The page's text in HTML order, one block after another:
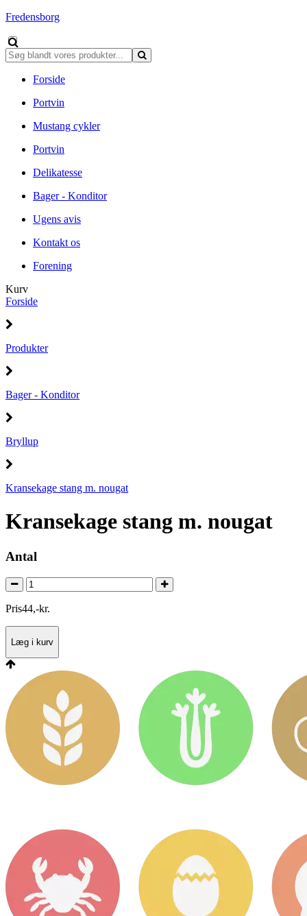
Fredensborg
Forside
Portvin
Mustang cykler
Portvin
Delikatesse
Bager - Konditor
Ugens avis
Kontakt os
Forening
Kurv
Forside
Produkter
Bager - Konditor
Bryllup
Kransekage stang m. nougat
Kransekage stang m. nougat
Antal
Pris44,-kr.
Læg i kurv